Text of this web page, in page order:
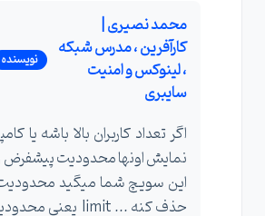
محمد نصیری |
کارآفرین ، مدرس شبکه
، لینوکس و امنیت
سایبری
نویسنده
اگر تعداد کاربران بالا باشه یا
نمایش اونها محدودیت پیشفرض
این سویچ شما میگید